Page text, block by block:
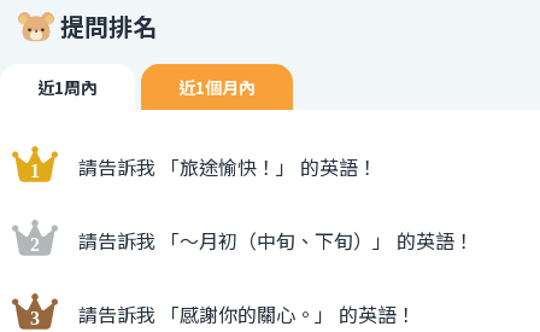
提問排名
近1周內 近1個月內
請告訴我 「旅途愉快！」 的英語！
請告訴我 「〜月初（中旬、下旬）」 的英語！
請告訴我 「感謝你的關心。」 的英語！